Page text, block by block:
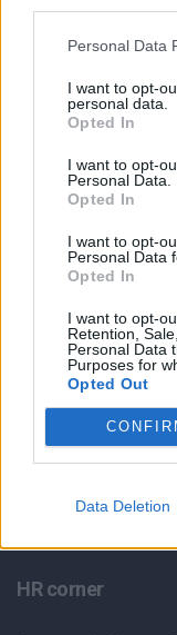
Personal Data
I want to opt-
personal data.
Opted In
I want to opt-
Personal Data.
Opted In
I want to opt-
Personal Data
Opted In
I want to opt-
Retention,
Personal Data
Purposes for
Opted Out
Data Deletion
Όλες οι Θέσεις
Θέσεις Εργασίας ανά
Κέντρο Βοήθειας
Υπηρεσίες
HR corner